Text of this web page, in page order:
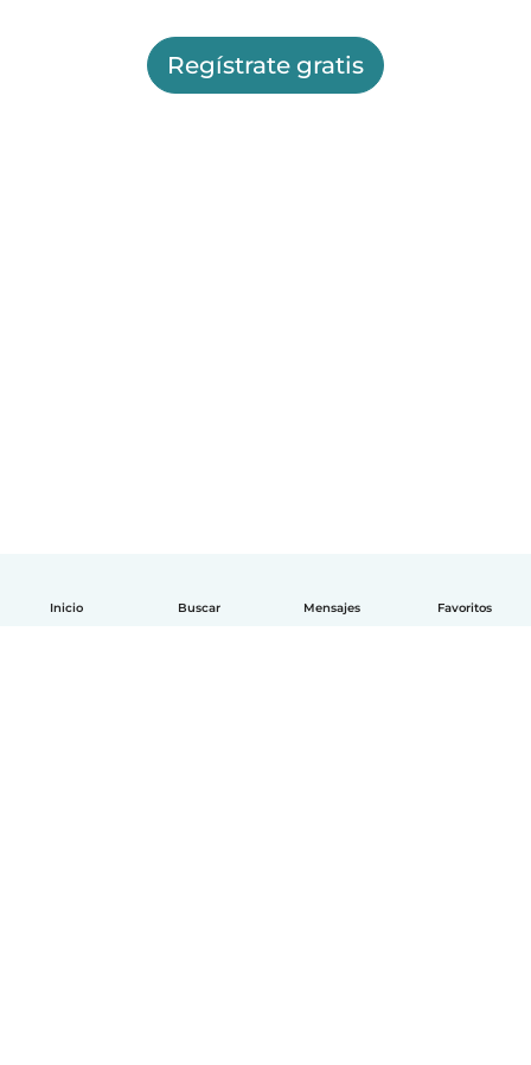
Inicio Buscar Mensajes Favoritos
Regístrate gratis